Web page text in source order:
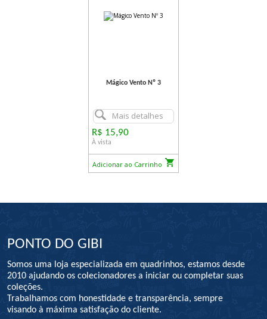
Mágico Vento Nº 3
Mais detalhes
R$ 15,90
À vista
Adicionar ao Carrinho
PONTO DO GIBI
Somos uma loja especializada em quadrinhos, estamos desde
2010 ajudando os colecionadores a iniciar ou completar suas
coleções.
Trabalhamos com honestidade e transparência, sempre
visando à máxima satisfação do cliente.